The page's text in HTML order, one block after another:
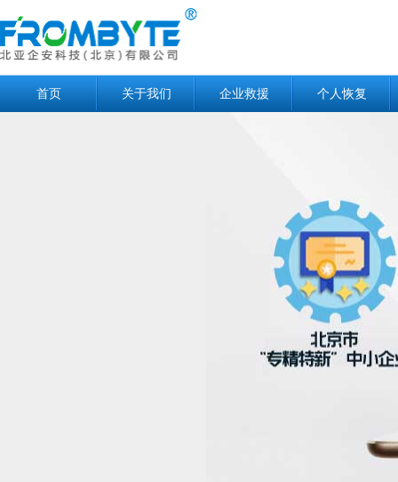
首页 关于我们 企业救援 个人恢复